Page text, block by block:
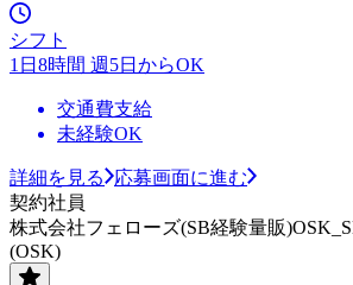
シフト
1日8時間 週5日からOK
交通費支給
未経験OK
詳細を見る
応募画面に進む
契約社員
株式会社フェローズ(SB経験量販
(OSK)